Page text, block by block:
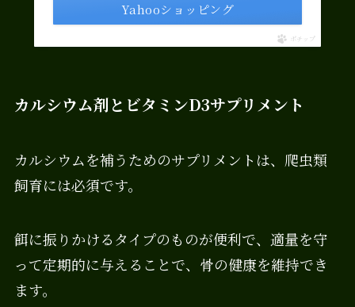
Yahooショッピング
ポチップ
カルシウム剤とビタミンD3サプリメント
カルシウムを補うためのサプリメントは、爬虫類
飼育には必須です。
餌に振りかけるタイプのものが便利で、適量を守
って定期的に与えることで、骨の健康を維持でき
ます。